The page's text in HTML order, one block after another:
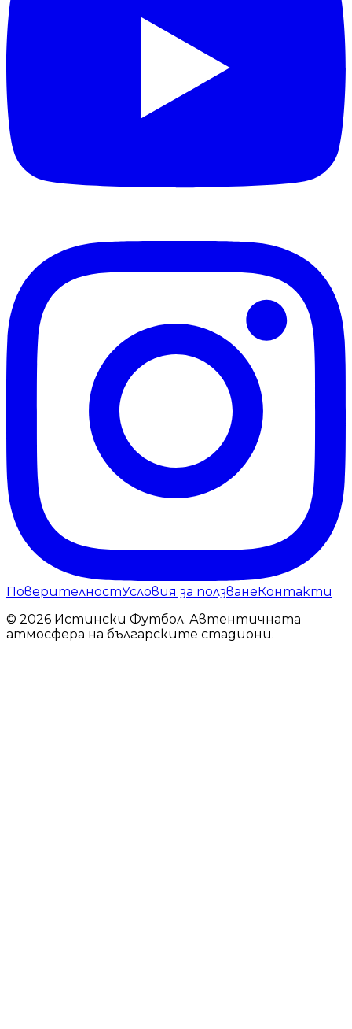
ПоверителностУсловия за ползванеКонтакти
© 2026 Истински Футбол. Автентичната
атмосфера на българските стадиони.